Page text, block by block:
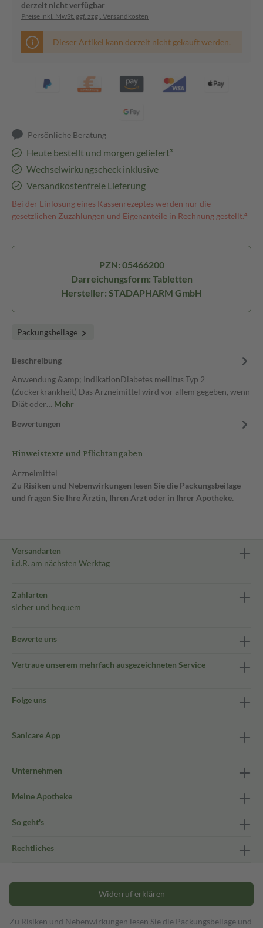
derzeit nicht verfügbar
Preise inkl. MwSt. ggf. zzgl. Versandkosten
Dieser Artikel kann derzeit nicht gekauft werden.
Persönliche Beratung
Heute bestellt und morgen geliefert³
Wechselwirkungscheck inklusive
Versandkostenfreie Lieferung
Bei der Einlösung eines Kassenrezeptes werden nur die
gesetzlichen Zuzahlungen und Eigenanteile in Rechnung gestellt.⁴
PZN: 05466200
Darreichungsform: Tabletten
Hersteller: STADAPHARM GmbH
Packungsbeilage
Beschreibung
Anwendung &amp; IndikationDiabetes mellitus Typ 2
(Zuckerkrankheit) Das Arzneimittel wird vor allem gegeben, wenn
Diät oder… Mehr
Bewertungen
Hinweistexte und Pflichtangaben
Arzneimittel
Zu Risiken und Nebenwirkungen lesen Sie die Packungsbeilage
und fragen Sie Ihre Ärztin, Ihren Arzt oder in Ihrer Apotheke.
Versandarten
i.d.R. am nächsten Werktag
Zahlarten
sicher und bequem
Bewerte uns
Vertraue unserem mehrfach ausgezeichneten Service
Folge uns
Sanicare App
Unternehmen
Meine Apotheke
So geht's
Rechtliches
Widerruf erklären
Zu Risiken und Nebenwirkungen lesen Sie die Packungsbeilage und